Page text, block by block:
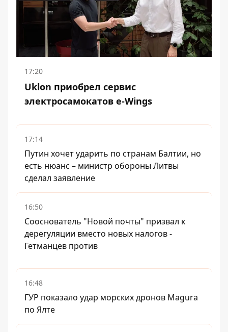
17:20
Uklon приобрел сервис
электросамокатов e-Wings
17:14
Путин хочет ударить по странам Балтии, но
есть нюанс – министр обороны Литвы
сделал заявление
16:50
Сооснователь "Новой почты" призвал к
дерегуляции вместо новых налогов -
Гетманцев против
16:48
ГУР показало удар морских дронов Magura
по Ялте